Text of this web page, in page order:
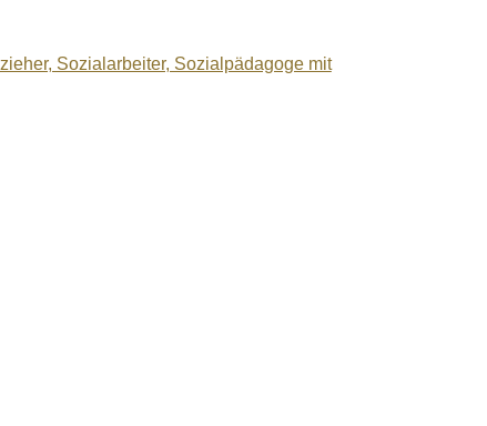
Sozialarbeiter, Sozialpädagoge mit